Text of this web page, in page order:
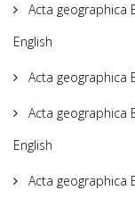
Acta geographica
English
Acta geographica
Acta geographica
English
Acta geographica